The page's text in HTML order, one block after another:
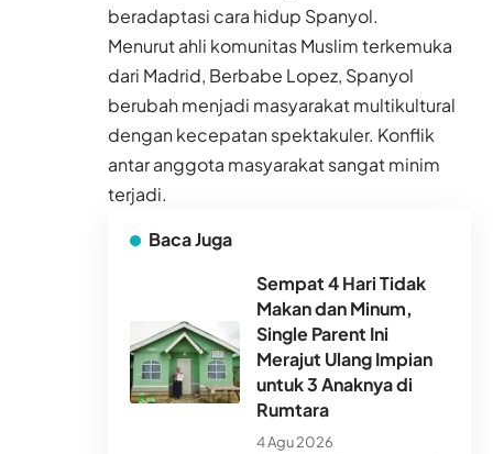
beradaptasi cara hidup Spanyol.
Menurut ahli komunitas Muslim terkemuka
dari Madrid, Berbabe Lopez, Spanyol
berubah menjadi masyarakat multikultural
dengan kecepatan spektakuler. Konflik
antar anggota masyarakat sangat minim
terjadi.
Baca Juga
Sempat 4 Hari Tidak
Makan dan Minum,
Single Parent Ini
Merajut Ulang Impian
untuk 3 Anaknya di
Rumtara
4 Agu 2026